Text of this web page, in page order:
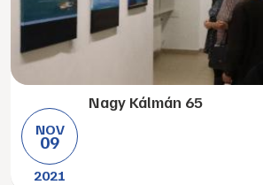
NOV
09
2021
Nagy Kálmán 65